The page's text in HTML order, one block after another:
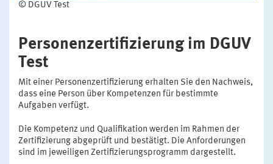
© DGUV Test
Personenzertifizierung im DGUV
Test
Mit einer Personenzertifizierung erhalten Sie den Nachweis,
dass eine Person über Kompetenzen für bestimmte
Aufgaben verfügt.
Die Kompetenz und Qualifikation werden im Rahmen der
Zertifizierung abgeprüft und bestätigt. Die Anforderungen
sind im jeweiligen Zertifizierungsprogramm dargestellt.